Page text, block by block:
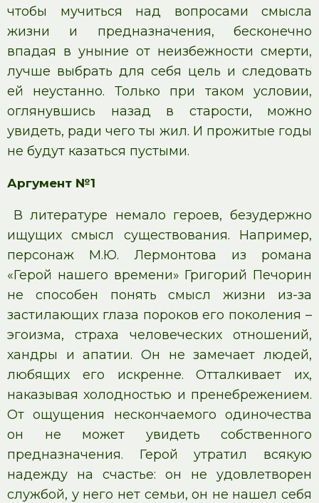
чтобы мучиться над вопросами смысла
жизни и предназначения, бесконечно
впадая в уныние от неизбежности смерти,
лучше выбрать для себя цель и следовать
ей неустанно. Только при таком условии,
оглянувшись назад в старости, можно
увидеть, ради чего ты жил. И прожитые годы
не будут казаться пустыми.
Аргумент №1
В литературе немало героев, безудержно
ищущих смысл существования. Например,
персонаж М.Ю. Лермонтова из романа
«Герой нашего времени» Григорий Печорин
не способен понять смысл жизни из-за
застилающих глаза пороков его поколения –
эгоизма, страха человеческих отношений,
хандры и апатии. Он не замечает людей,
любящих его искренне. Отталкивает их,
наказывая холодностью и пренебрежением.
От ощущения нескончаемого одиночества
он не может увидеть собственного
предназначения. Герой утратил всякую
надежду на счастье: он не удовлетворен
службой, у него нет семьи, он не нашел себя